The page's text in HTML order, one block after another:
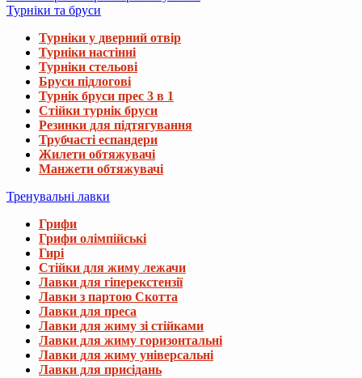
Турніки та бруси
Турніки у дверний отвір
Турніки настінні
Турніки стельові
Бруси підлогові
Турнік бруси прес 3 в 1
Стійки турнік бруси
Резинки для підтягування
Трубчасті еспандери
Жилети обтяжувачі
Манжети обтяжувачі
Тренувальні лавки
Грифи
Грифи олімпійські
Гирі
Стійки для жиму лежачи
Лавки для гіперекстензії
Лавки з партою Скотта
Лавки для преса
Лавки для жиму зі стійками
Лавки для жиму горизонтальні
Лавки для жиму універсальні
Лавки для присідань